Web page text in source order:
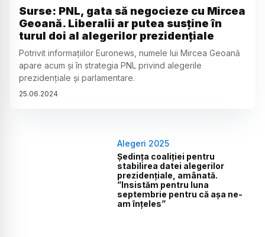
Surse: PNL, gata să negocieze cu Mircea
Geoană. Liberalii ar putea susține în
turul doi al alegerilor prezidențiale
Potrivit informațiilor Euronews, numele lui Mircea Geoană
apare acum și în strategia PNL privind alegerile
prezidențiale și parlamentare.
25.06.2024
Alegeri 2025
Ședința coaliției pentru
stabilirea datei alegerilor
prezidențiale, amânată.
”Insistăm pentru luna
septembrie pentru că așa ne-
am înțeles”